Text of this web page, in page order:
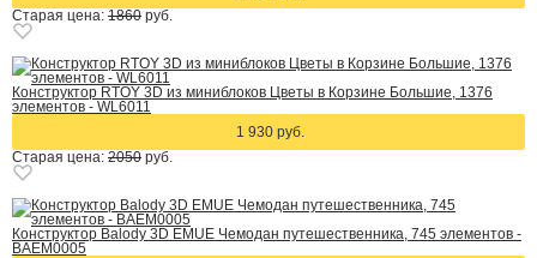
Старая цена: 1860 руб.
Конструктор RTOY 3D из миниблоков Цветы в Корзине Большие, 1376
элементов - WL6011
1 930 руб.
Старая цена: 2050 руб.
Конструктор Balody 3D EMUE Чемодан путешественника, 745 элементов -
BAEM0005